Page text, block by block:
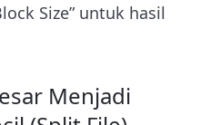
Size” untuk hasil
Menjadi